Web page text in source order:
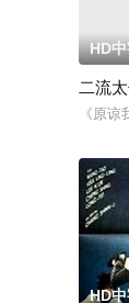
HD
二流
《原
HD